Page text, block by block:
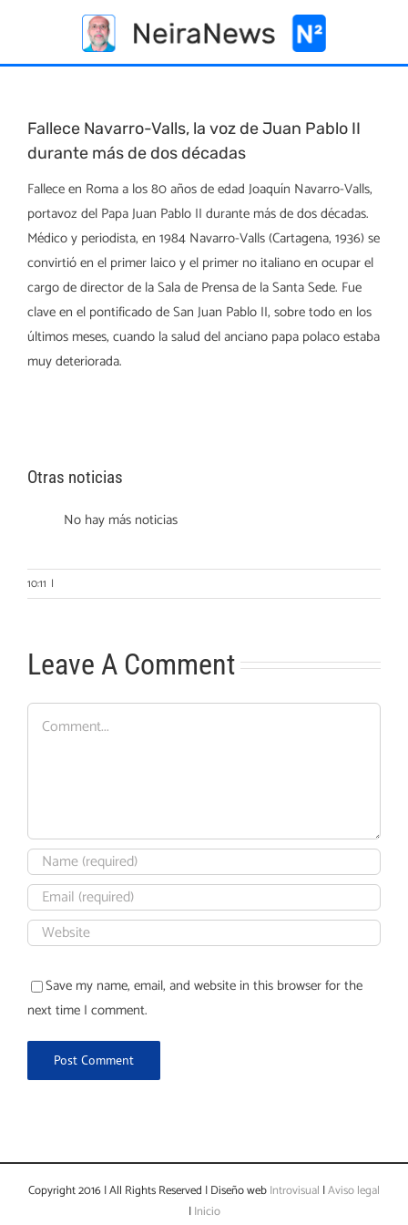
content
Fallece Navarro-Valls, la voz de Juan Pablo II
durante más de dos décadas
Fallece en Roma a los 80 años de edad Joaquín Navarro-Valls,
portavoz del Papa Juan Pablo II durante más de dos décadas.
Médico y periodista, en 1984 Navarro-Valls (Cartagena, 1936) se
convirtió en el primer laico y el primer no italiano en ocupar el
cargo de director de la Sala de Prensa de la Santa Sede. Fue
clave en el pontificado de San Juan Pablo II, sobre todo en los
últimos meses, cuando la salud del anciano papa polaco estaba
muy deteriorada.
Otras noticias
No hay más noticias
10:11 |
Leave A Comment
Comment
Save my name, email, and website in this browser for the
next time I comment.
Copyright 2016 | All Rights Reserved | Diseño webIntrovisual |Aviso legal
|Inicio